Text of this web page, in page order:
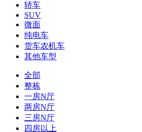
轿车
SUV
微面
纯电车
货车农机车
其他车型
全部
整栋
一房N厅
两房N厅
三房N厅
四房以上